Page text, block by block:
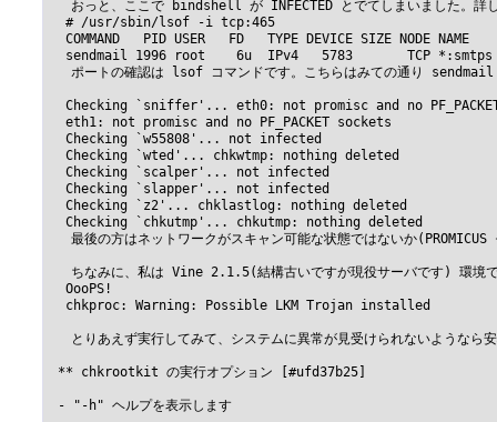
おっと、ここで bindshell が INFECTED とでてしまいました。詳し
  # /usr/sbin/lsof -i tcp:465
  COMMAND   PID USER   FD   TYPE DEVICE SIZE NODE NAME
sendmail 1996 root    6u  IPv4   5783       TCP *:smtps
ポートの確認は lsof コマンドです。こちらはみての通り sendmail
Checking `sniffer'... eth0: not promisc and no
  eth1: not promisc and no PF_PACKET sockets
  Checking `w55808'... not infected
  Checking `wted'... chkwtmp: nothing deleted
  Checking `scalper'... not infected
  Checking `slapper'... not infected
  Checking `z2'... chklastlog: nothing deleted
  Checking `chkutmp'... chkutmp: nothing deleted
最後の方はネットワークがスキャン可能な状態ではないか
ちなみに、私は Vine 2.1.5(結構古いですが現役サーバです) 環境で
  OooPS!
  chkproc: Warning: Possible LKM Trojan installed
とりあえず実行してみて、システムに異常が見受けられないようなら
** chkrootkit の実行オプション [#ufd37b25]
- "-h" ヘルプを表示します